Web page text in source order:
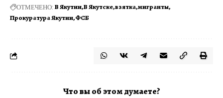
ОТМЕЧЕНО: В Якутии В Якутске взятка мигранты
Прокуратура Якутии ФСБ
Что вы об этом думаете?